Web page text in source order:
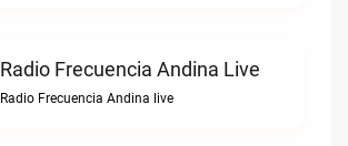
Radio Frecuencia Andina Live
Radio Frecuencia Andina live